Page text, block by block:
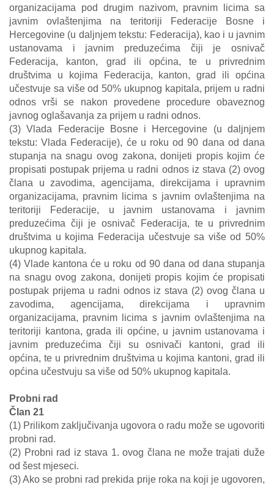
organizacijama pod drugim nazivom, pravnim licima sa
javnim ovlaštenjima na teritoriji Federacije Bosne i
Hercegovine (u daljnjem tekstu: Federacija), kao i u javnim
ustanovama i javnim preduzećima čiji je osnivač
Federacija, kanton, grad ili općina, te u privrednim
društvima u kojima Federacija, kanton, grad ili općina
učestvuje sa više od 50% ukupnog kapitala, prijem u radni
odnos vrši se nakon provedene procedure obaveznog
javnog oglašavanja za prijem u radni odnos.
(3) Vlada Federacije Bosne i Hercegovine (u daljnjem
tekstu: Vlada Federacije), će u roku od 90 dana od dana
stupanja na snagu ovog zakona, donijeti propis kojim će
propisati postupak prijema u radni odnos iz stava (2) ovog
člana u zavodima, agencijama, direkcijama i upravnim
organizacijama, pravnim licima s javnim ovlaštenjima na
teritoriji Federacije, u javnim ustanovama i javnim
preduzećima čiji je osnivač Federacija, te u privrednim
društvima u kojima Federacija učestvuje sa više od 50%
ukupnog kapitala.
(4) Vlade kantona će u roku od 90 dana od dana stupanja
na snagu ovog zakona, donijeti propis kojim će propisati
postupak prijema u radni odnos iz stava (2) ovog člana u
zavodima, agencijama, direkcijama i upravnim
organizacijama, pravnim licima s javnim ovlaštenjima na
teritoriji kantona, grada ili općine, u javnim ustanovama i
javnim preduzećima čiji su osnivači kantoni, grad ili
općina, te u privrednim društvima u kojima kantoni, grad ili
općina učestvuju sa više od 50% ukupnog kapitala.
Probni rad
Član 21
(1) Prilikom zaključivanja ugovora o radu može se ugovoriti
probni rad.
(2) Probni rad iz stava 1. ovog člana ne može trajati duže
od šest mjeseci.
(3) Ako se probni rad prekida prije roka na koji je ugovoren,